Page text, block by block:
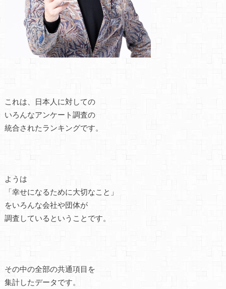
これは、日本人に対しての
いろんなアンケート調査の
統合されたランキングです。
ようは
「幸せになるために大切なこと」
をいろんな会社や団体が
調査しているということです。
その中の全部の共通項目を
集計したデータです。